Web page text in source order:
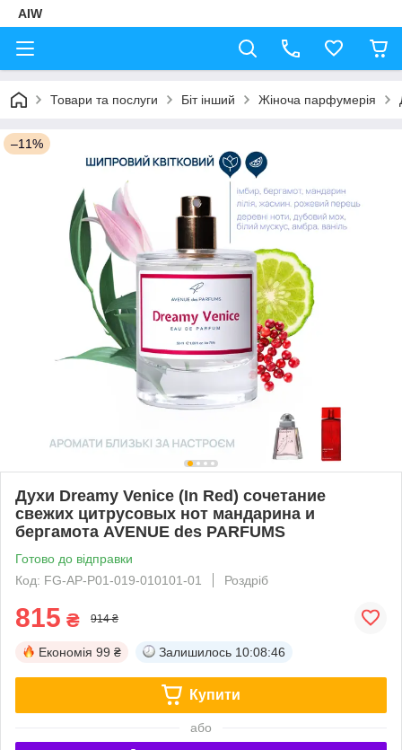
AIW
Товари та послуги Біт інший Жіноча парфумерія
–11%
Духи Dreamy Venice (In Red) сочетание
свежих цитрусовых нот мандарина и
бергамота AVENUE des PARFUMS
Готово до відправки
Код: FG-AP-P01-019-010101-01
Роздріб
815 ₴ 914 ₴
Економія 99 ₴ Залишилось 10:08:45
Купити
або